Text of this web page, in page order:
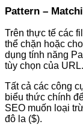
Pattern –
Trên thực tế các
thể chặn hoặc
dụng tính năng
tùy chọn của URL.
Tất cả các công
biểu thức chính
SEO muốn loại
đô la ($).